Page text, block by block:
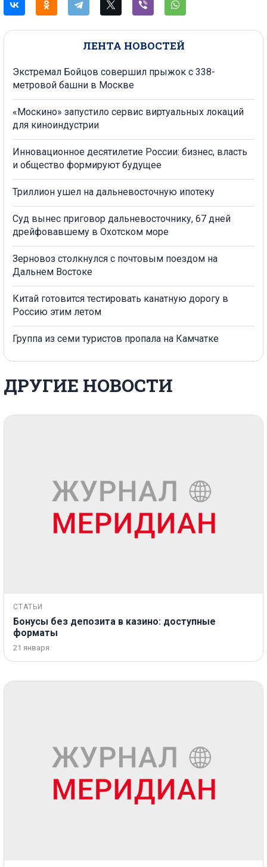
ЛЕНТА НОВОСТЕЙ
Экстремал Бойцов совершил прыжок с 338-
метровой башни в Москве
«Москино» запустило сервис виртуальных локаций
для киноиндустрии
Инновационное десятилетие России: бизнес, власть
и общество формируют будущее
Триллион ушел на дальневосточную ипотеку
Суд вынес приговор дальневосточнику, 67 дней
дрейфовавшему в Охотском море
Зерновоз столкнулся с почтовым поездом на
Дальнем Востоке
Китай готовится тестировать канатную дорогу в
Россию этим летом
Группа из семи туристов пропала на Камчатке
ДРУГИЕ НОВОСТИ
СТАТЬИ
Бонусы без депозита в казино: доступные
форматы
21 января